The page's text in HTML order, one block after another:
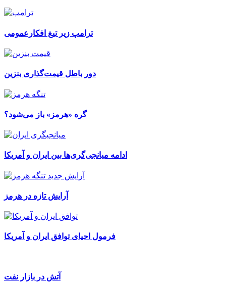
ترامپ زیر تیغ افکارعمومی
دور باطل قیمت‌گذاری بنزین
گره «هرمز» باز می‌شود؟
ادامه میانجی‌گری‌ها بین ایران و آمریکا
آرایش تازه در هرمز
فرمول احیای توافق ایران و آمریکا
آتش در بازار نفت